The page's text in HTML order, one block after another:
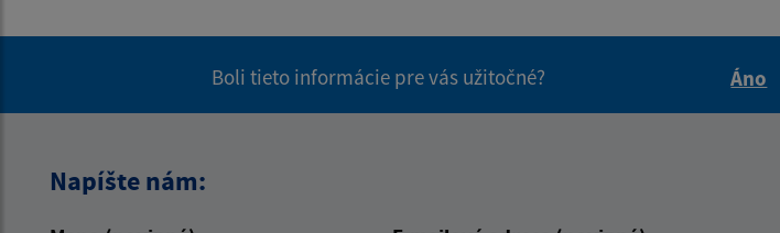
Boli tieto informácie pre vás užitočné?
Áno
Napíšte nám: